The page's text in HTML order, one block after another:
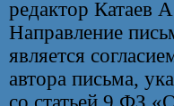
редактор Катаев
Направление
является
автора письма,